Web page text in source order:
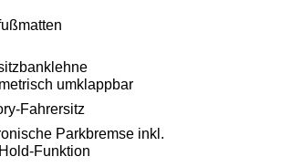
umklappbar
Fahrersitz
Parkbremse inkl.
Funktion